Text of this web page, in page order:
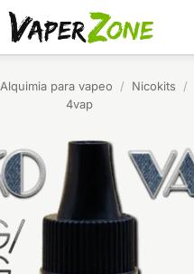
Alquimia para vapeo / Nicokits /
4vap